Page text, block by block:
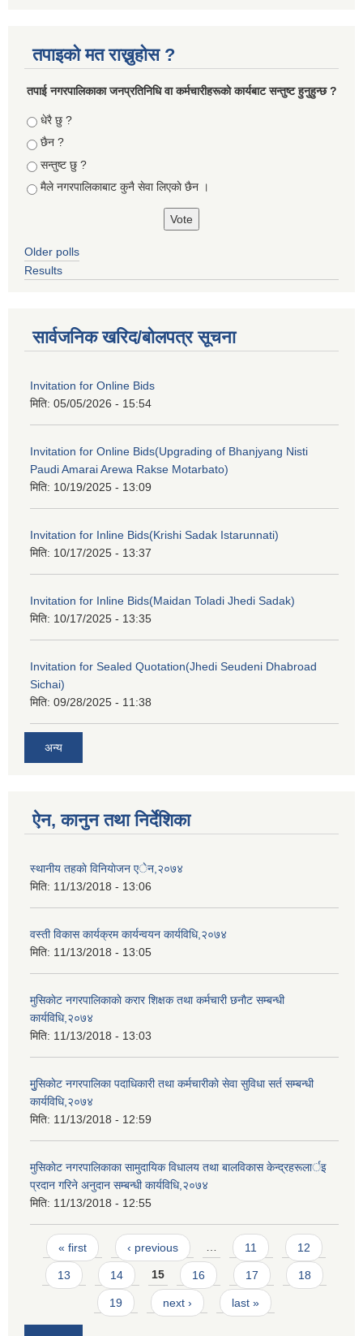
तपाइको मत राख्नुहोस ?
तपा‌ई नगरपालिकाका जनप्रतिनिधि वा कर्मचारीहरूकाे कार्यबाट सन्तुष्ट हुनुहुन्छ ?
Choices
धेरै छु ?
छैन ?
सन्तुष्ट छु ?
मैले नगरपालिकाबाट कुनै सेवा लिएकाे छैन ।
Older polls
Results
सार्वजनिक खरिद/बोलपत्र सूचना
Invitation for Online Bids
मिति: 05/05/2026 - 15:54
Invitation for Online Bids(Upgrading of Bhanjyang Nisti
Paudi Amarai Arewa Rakse Motarbato)
मिति: 10/19/2025 - 13:09
Invitation for Inline Bids(Krishi Sadak Istarunnati)
मिति: 10/17/2025 - 13:37
Invitation for Inline Bids(Maidan Toladi Jhedi Sadak)
मिति: 10/17/2025 - 13:35
Invitation for Sealed Quotation(Jhedi Seudeni Dhabroad
Sichai)
मिति: 09/28/2025 - 11:38
अन्य
ऐन, कानुन तथा निर्देशिका
स्थानीय तहकाे विनियाेजन एेन,२०७४
मिति: 11/13/2018 - 13:06
वस्ती विकास कार्यक्रम कार्यन्वयन कार्यविधि,२०७४
मिति: 11/13/2018 - 13:05
मुसिकाेट नगरपालिकाकाे करार शिक्षक तथा कर्मचारी छनाैट सम्बन्धी
कार्यविधि,२०७४
मिति: 11/13/2018 - 13:03
मुुसिकाेट नगरपालिका पदाधिकारी तथा कर्मचारीकाे सेवा सुविधा सर्त सम्बन्धी
कार्यविधि,२०७४
मिति: 11/13/2018 - 12:59
मुसिकाेट नगरपालिकाका सामुदायिक विधालय तथा बालविकास केन्द्रहरूलार्इ
प्रदान गरिने अनुदान सम्बन्धी कार्यविधि,२०७४
मिति: 11/13/2018 - 12:55
Pages
« first ‹ previous … 11 12
13 14 15 16 17 18
19 next › last »